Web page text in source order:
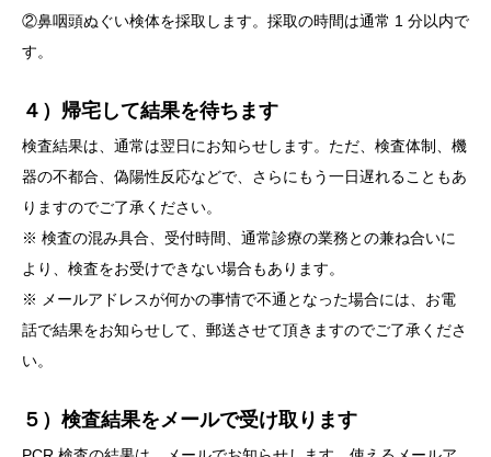
②鼻咽頭ぬぐい検体を採取します。採取の時間は通常 1 分以内で
す。
４）帰宅して結果を待ちます
検査結果は、通常は翌日にお知らせします。ただ、検査体制、機
器の不都合、偽陽性反応などで、さらにもう一日遅れることもあ
りますのでご了承ください。
※ 検査の混み具合、受付時間、通常診療の業務との兼ね合いに
より、検査をお受けできない場合もあります。
※ メールアドレスが何かの事情で不通となった場合には、お電
話で結果をお知らせして、郵送させて頂きますのでご了承くださ
い。
５）検査結果をメールで受け取ります